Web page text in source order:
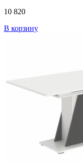
10 820
В корзину